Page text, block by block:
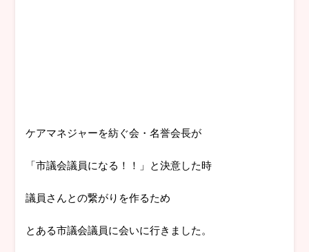
ケアマネジャーを紡ぐ会・名誉会長が
「市議会議員になる！！」と決意した時
議員さんとの繋がりを作るため
とある市議会議員に会いに行きました。